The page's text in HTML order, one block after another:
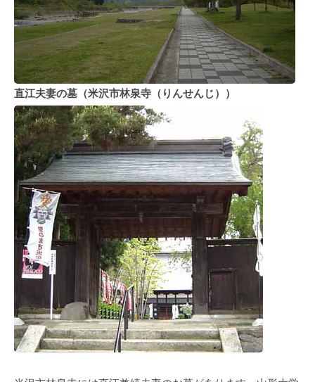
直江夫妻の墓（米沢市林泉寺（りんせんじ））